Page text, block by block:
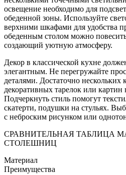
освещение необходимо для
обеденной зоны. Используйте
верхними шкафами для удобства
обеденным столом можно
создающий уютную атмосферу.
Декор в классической кухне
элегантным. Не перегружайте
деталями. Достаточно нескольких
декоративных тарелок или картин
Подчеркнуть стиль помогут
скатерти, подушки на стульях.
с неброским рисунком или
СРАВНИТЕЛЬНАЯ ТАБЛИЦА
СТОЛЕШНИЦ
Материал
Преимущества